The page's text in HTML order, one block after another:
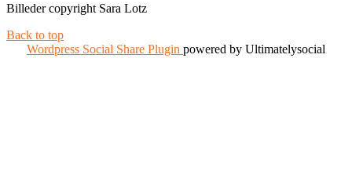
Billeder copyright Sara Lotz
Back to top
Wordpress Social Share Plugin powered by Ultimatelysocial